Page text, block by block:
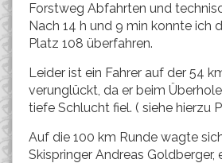
Forstweg Abfahrten und
Nach 14 h und 9 min konnte ich
Platz 108 überfahren.
Leider ist ein Fahrer auf der 54
verunglückt, da er beim
tiefe Schlucht fiel. ( siehe hierzu
Auf die 100 km Runde wagte
Skispringer Andreas Goldberger,